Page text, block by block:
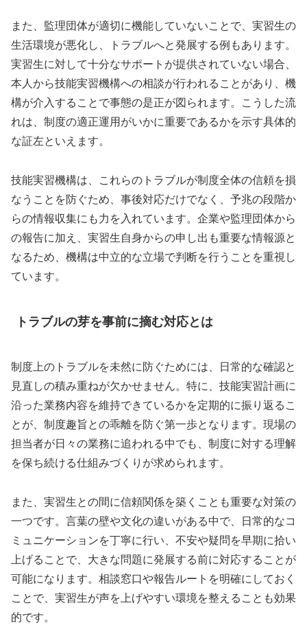
また、監理団体が適切に機能していないことで、実習生の
生活環境が悪化し、トラブルへと発展する例もあります。
実習生に対して十分なサポートが提供されていない場合、
本人から技能実習機構への相談が行われることがあり、機
構が介入することで事態の是正が図られます。こうした流
れは、制度の適正運用がいかに重要であるかを示す具体的
な証左といえます。
技能実習機構は、これらのトラブルが制度全体の信頼を損
なうことを防ぐため、事後対応だけでなく、予兆の段階か
らの情報収集にも力を入れています。企業や監理団体から
の報告に加え、実習生自身からの申し出も重要な情報源と
なるため、機構は中立的な立場で判断を行うことを重視し
ています。
トラブルの芽を事前に摘む対応とは
制度上のトラブルを未然に防ぐためには、日常的な確認と
見直しの積み重ねが欠かせません。特に、技能実習計画に
沿った業務内容を維持できているかを定期的に振り返るこ
とが、制度趣旨との乖離を防ぐ第一歩となります。現場の
担当者が日々の業務に追われる中でも、制度に対する理解
を保ち続ける仕組みづくりが求められます。
また、実習生との間に信頼関係を築くことも重要な対策の
一つです。言葉の壁や文化の違いがある中で、日常的なコ
ミュニケーションを丁寧に行い、不安や疑問を早期に拾い
上げることで、大きな問題に発展する前に対応することが
可能になります。相談窓口や報告ルートを明確にしておく
ことで、実習生が声を上げやすい環境を整えることも効果
的です。